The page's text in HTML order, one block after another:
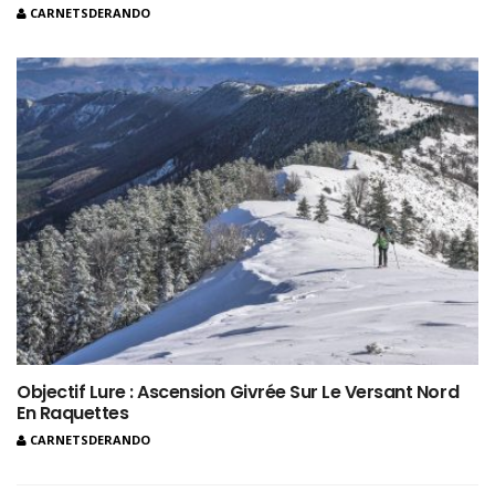
CARNETSDERANDO
Objectif Lure : Ascension Givrée Sur Le Versant Nord
En Raquettes
CARNETSDERANDO